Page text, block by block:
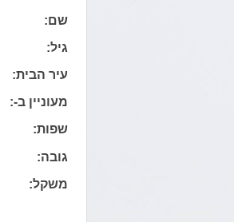
שם:
גיל:
עיר הבית:
מעוניין ב-:
שפות:
גובה:
משקל: